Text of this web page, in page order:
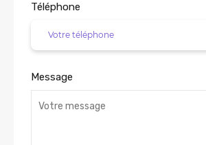
Téléphone
Message